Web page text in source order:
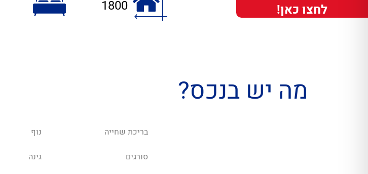
1800
מה יש בנכס?
בריכת שחייה נוף
סורגים גינה
לחצו כאן!